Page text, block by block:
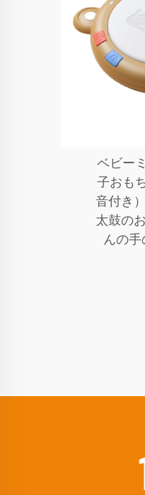
ベビー
子おも
音付き
太鼓の
んの手